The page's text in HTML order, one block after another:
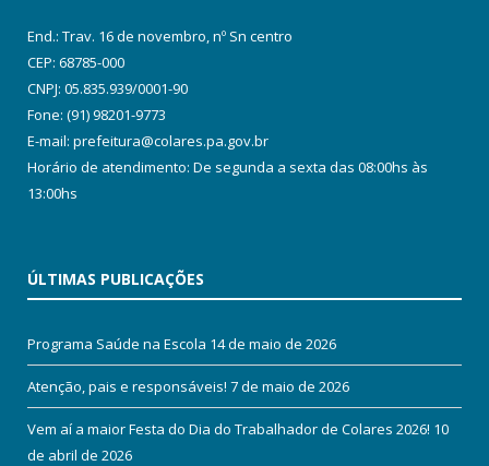
End.: Trav. 16 de novembro, nº Sn centro
CEP: 68785-000
CNPJ: 05.835.939/0001-90
Fone: (91) 98201-9773
E-mail: prefeitura@colares.pa.gov.br
Horário de atendimento: De segunda a sexta das 08:00hs às
13:00hs
ÚLTIMAS PUBLICAÇÕES
Programa Saúde na Escola 14 de maio de 2026
Atenção, pais e responsáveis! 7 de maio de 2026
Vem aí a maior Festa do Dia do Trabalhador de Colares 2026! 10
de abril de 2026